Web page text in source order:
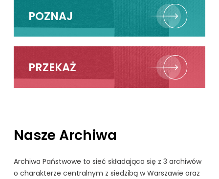
POZNAJ
PRZEKAŻ
Nasze Archiwa
Archiwa Państwowe to sieć składająca się z 3 archiwów
o charakterze centralnym z siedzibą w Warszawie oraz